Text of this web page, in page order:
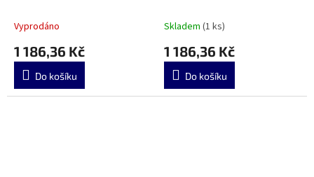
Vyprodáno
1 186,36 Kč
Do košíku
Skladem (1 ks)
1 186,36 Kč
Do košíku